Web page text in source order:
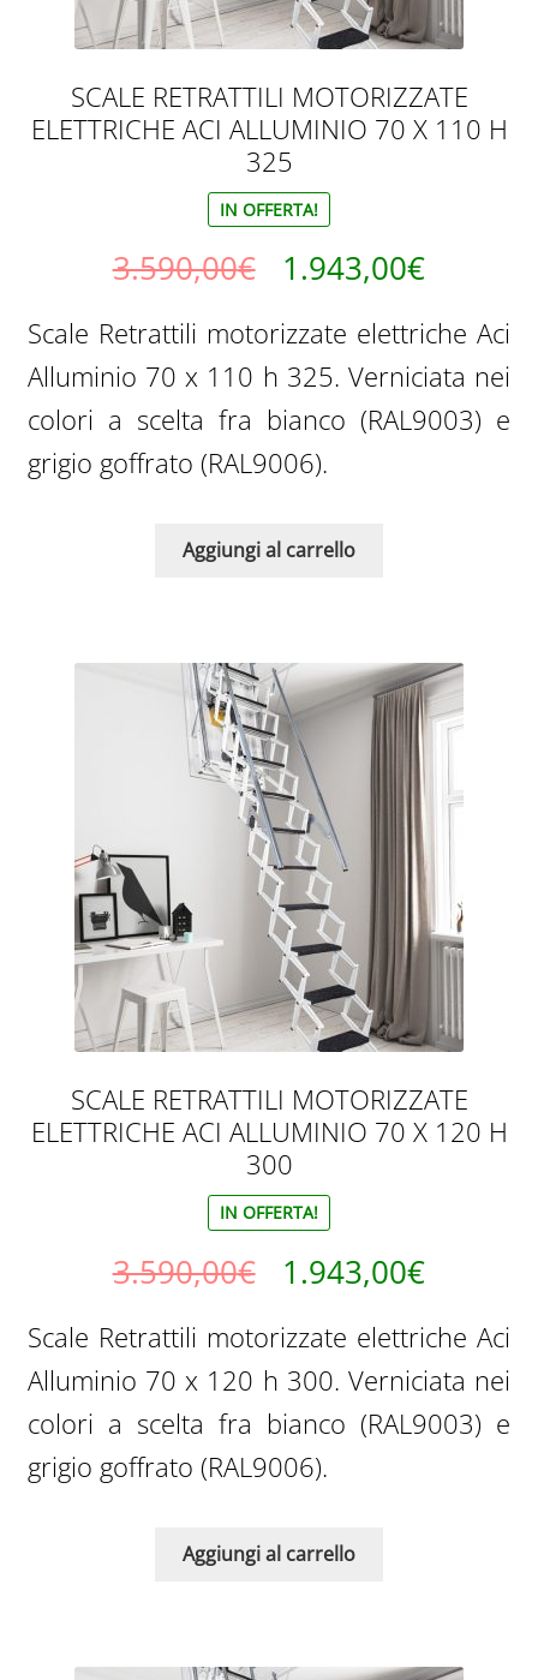
SCALE RETRATTILI MOTORIZZATE
ELETTRICHE ACI ALLUMINIO 70 X 110 H
325
IN OFFERTA!
3.590,00€
prezzo
originale
era:
3.590,00€.
1.943,00€Il
prezzo
attuale
è:
Scale Retrattili motorizzate elettriche Aci
Alluminio 70 x 110 h 325. Verniciata nei
colori a scelta fra bianco (RAL9003) e
grigio goffrato (RAL9006).
Aggiungi al carrello
SCALE RETRATTILI MOTORIZZATE
ELETTRICHE ACI ALLUMINIO 70 X 120 H
300
IN OFFERTA!
3.590,00€
prezzo
originale
era:
3.590,00€.
1.943,00€Il
prezzo
attuale
è:
Scale Retrattili motorizzate elettriche Aci
Alluminio 70 x 120 h 300. Verniciata nei
colori a scelta fra bianco (RAL9003) e
grigio goffrato (RAL9006).
Aggiungi al carrello